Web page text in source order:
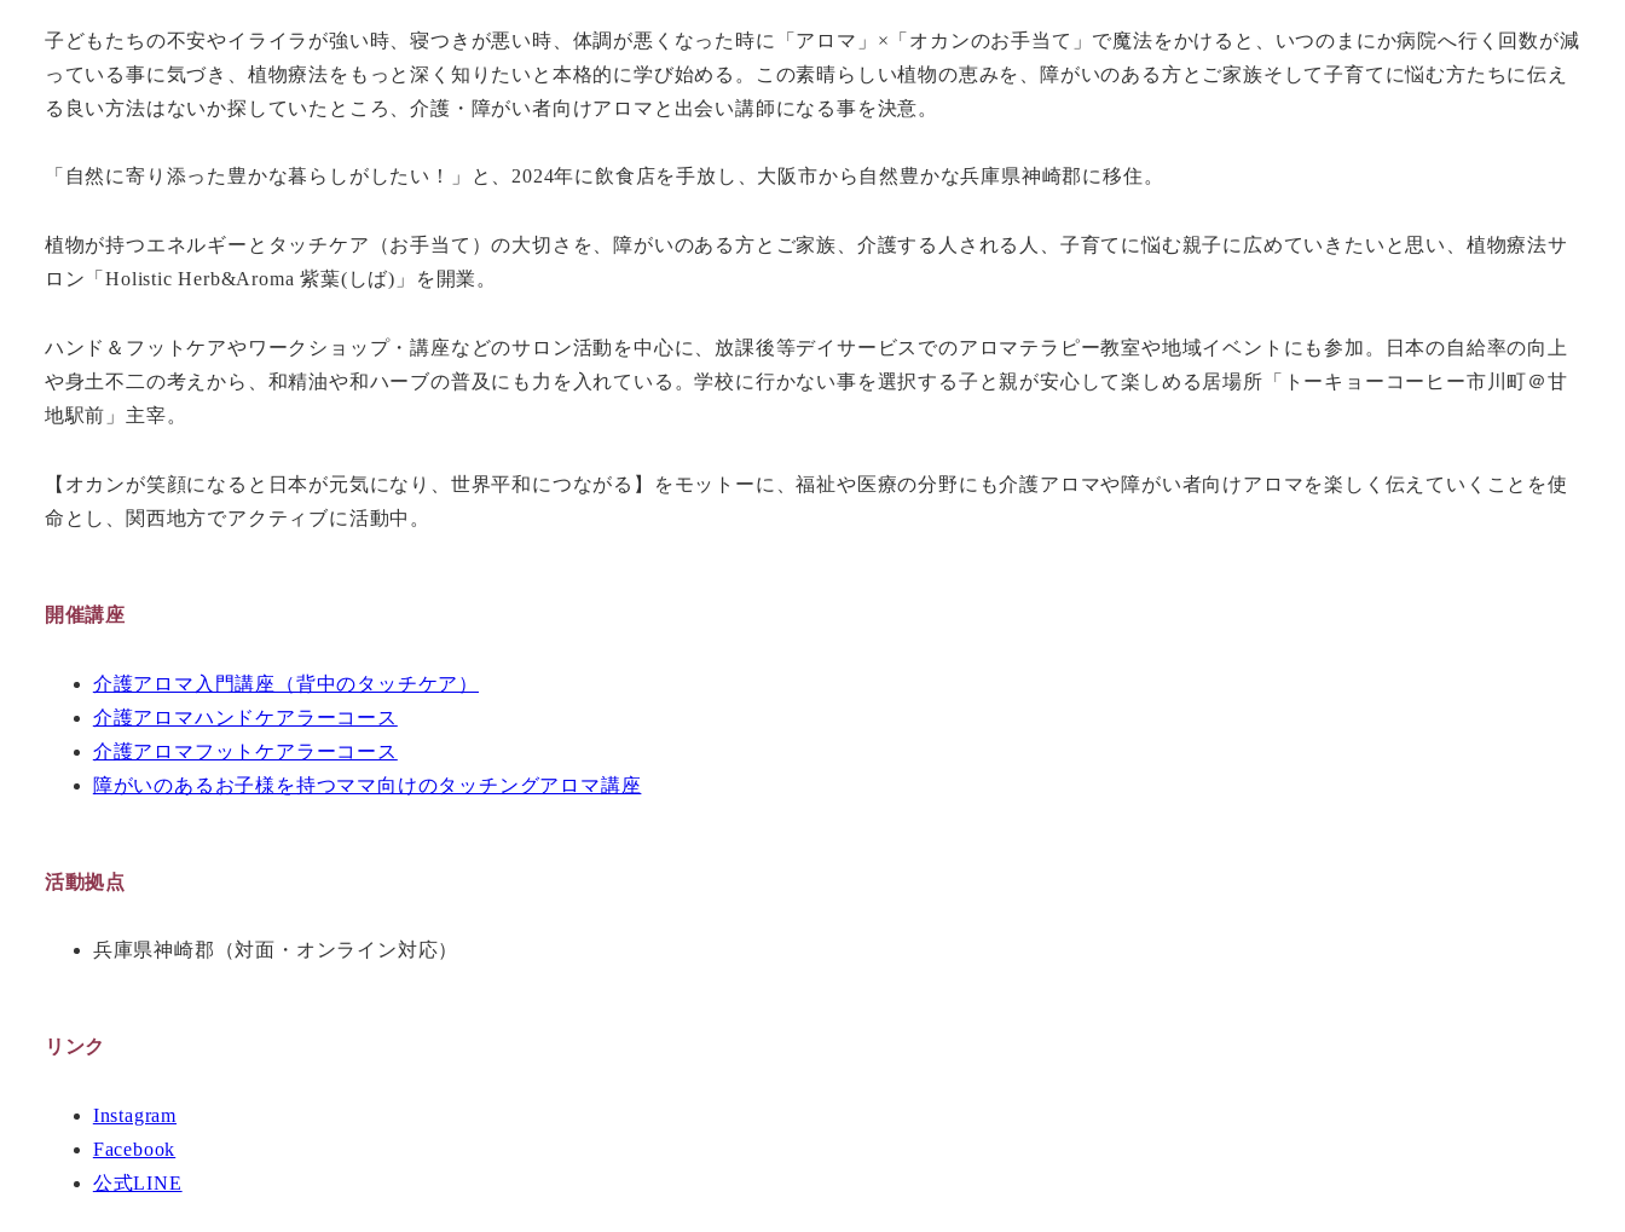
子どもたちの不安やイライラが強い時、寝つきが悪い時、体調が悪くなった時に「アロマ」×「オカンのお手当て」で魔法をかけると、いつのまにか病院へ行く回数が減
っている事に気づき、植物療法をもっと深く知りたいと本格的に学び始める。この素晴らしい植物の恵みを、障がいのある方とご家族そして子育てに悩む方たちに伝え
る良い方法はないか探していたところ、介護・障がい者向けアロマと出会い講師になる事を決意。
「自然に寄り添った豊かな暮らしがしたい！」と、2024年に飲食店を手放し、大阪市から自然豊かな兵庫県神崎郡に移住。
植物が持つエネルギーとタッチケア（お手当て）の大切さを、障がいのある方とご家族、介護する人される人、子育てに悩む親子に広めていきたいと思い、植物療法サ
ロン「Holistic Herb&Aroma 紫葉(しば)」を開業。
ハンド＆フットケアやワークショップ・講座などのサロン活動を中心に、放課後等デイサービスでのアロマテラピー教室や地域イベントにも参加。日本の自給率の向上
や身土不二の考えから、和精油や和ハーブの普及にも力を入れている。学校に行かない事を選択する子と親が安心して楽しめる居場所「トーキョーコーヒー市川町＠甘
地駅前」主宰。
【オカンが笑顔になると日本が元気になり、世界平和につながる】をモットーに、福祉や医療の分野にも介護アロマや障がい者向けアロマを楽しく伝えていくことを使
命とし、関西地方でアクティブに活動中。
開催講座
介護アロマ入門講座（背中のタッチケア）
介護アロマハンドケアラーコース
介護アロマフットケアラーコース
障がいのあるお子様を持つママ向けのタッチングアロマ講座
活動拠点
兵庫県神崎郡（対面・オンライン対応）
リンク
Instagram
Facebook
公式LINE